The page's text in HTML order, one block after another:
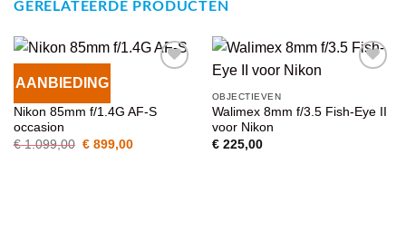
GERELATEERDE PRODUCTEN
AANBIEDINGVOEG TOE
WENSENLIJST
Nikon 85mm f/1.4G AF-S
occasion
€1.099,00 Oorspronkelijke
€899,00Huidige
WENSENLIJST
OBJECTIEVEN
Walimex 8mm f/3.5 Fish-Eye II
voor Nikon
€225,00